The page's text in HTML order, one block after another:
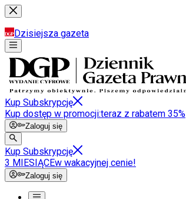
Dzisiejsza gazeta
Kup Subskrypcję
Kup dostęp w promocji:teraz z rabatem 35%
Zaloguj się
Kup Subskrypcję
3 MIESIĄCEw wakacyjnej cenie!
Zaloguj się